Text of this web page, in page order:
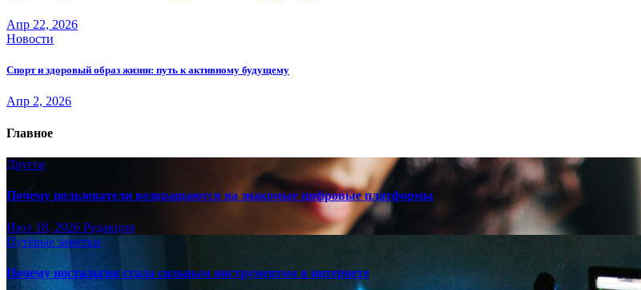
Апр 22, 2026
Новости
Спорт и здоровый образ жизни: путь к активному будущему
Апр 2, 2026
Главное
Другое
Почему пользователи возвращаются на знакомые цифровые платформы
Июл 18, 2026 Редакция
Путёвые заметки
Почему ностальгия стала сильным инструментом в интернете